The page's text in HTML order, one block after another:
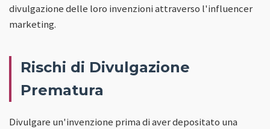
divulgazione delle loro invenzioni attraverso l'influencer
marketing.
Rischi di Divulgazione
Prematura
Divulgare un'invenzione prima di aver depositato una